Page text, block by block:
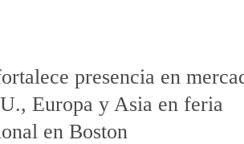
presencia en
Europa y Asia en feria
en Boston